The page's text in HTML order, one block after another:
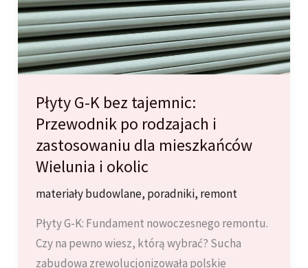
Płyty G-K bez tajemnic:
Przewodnik po rodzajach i
zastosowaniu dla mieszkańców
Wielunia i okolic
materiały budowlane, poradniki, remont
Płyty G-K: Fundament nowoczesnego remontu.
Czy na pewno wiesz, którą wybrać? Sucha
zabudowa zrewolucjonizowała polskie